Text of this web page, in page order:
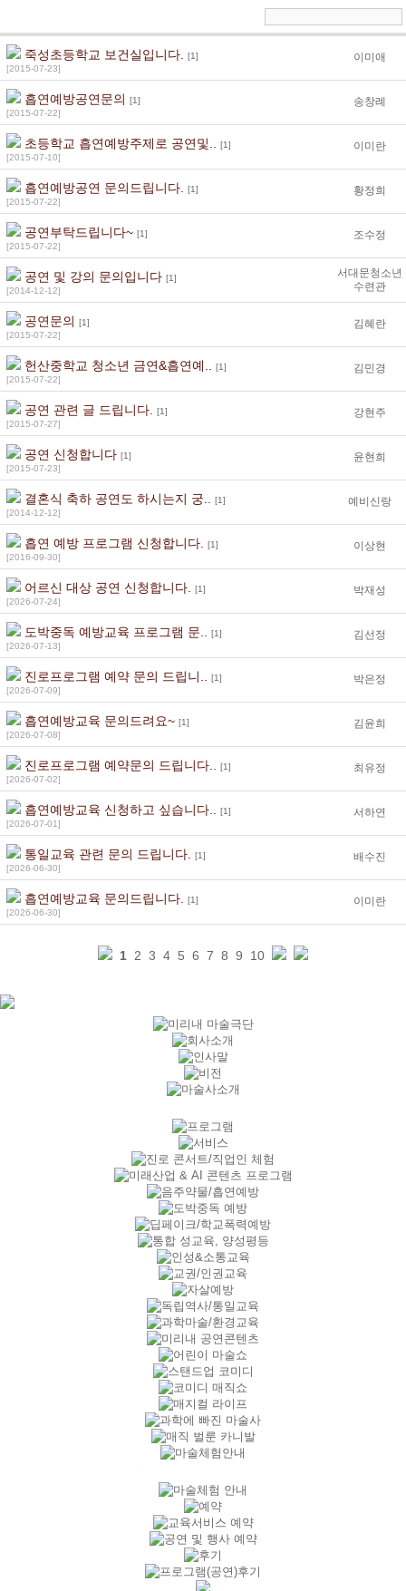
죽성초등학교 보건실입니다. [1]
[2015-07-23]
이미애
흡연예방공연문의
[1]
[2015-07-22]
송창례
초등학교 흡연예방주제로 공연및.. [1]
[2015-07-10]
이미란
흡연예방공연 문의드립니다. [1]
[2015-07-22]
황정희
공연부탁드립니다~ [1]
[2015-07-22]
조수정
공연 및 강의 문의입니다 [1]
[2014-12-12]
서대문청소년
수련관
공연문의
[1]
[2015-07-22]
김혜란
헌산중학교 청소년 금연&흡연예.. [1]
[2015-07-22]
김민경
공연 관련 글 드립니다. [1]
[2015-07-27]
강현주
공연 신청합니다 [1]
[2015-07-23]
윤현희
결혼식 축하 공연도 하시는지 궁.. [1]
[2014-12-12]
예비신랑
흡연 예방 프로그램 신청합니다. [1]
[2016-09-30]
이상현
어르신 대상 공연 신청합니다. [1]
[2026-07-24]
박재성
도박중독 예방교육 프로그램 문.. [1]
[2026-07-13]
김선정
진로프로그램 예약 문의 드립니.. [1]
[2026-07-09]
박은정
흡연예방교육 문의드려요~ [1]
[2026-07-08]
김윤희
진로프로그램 예약문의 드립니다.. [1]
[2026-07-02]
최유정
흡연예방교육 신청하고 싶습니다.. [1]
[2026-07-01]
서하연
통일교육 관련 문의 드립니다. [1]
[2026-06-30]
배수진
흡연예방교육 문의드립니다. [1]
[2026-06-30]
이미란
1 2 3 4 5 6 7 8 9 10